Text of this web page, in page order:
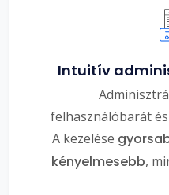
Intuitív
felhasználóbarát
A kezelése
kényelmesebb,